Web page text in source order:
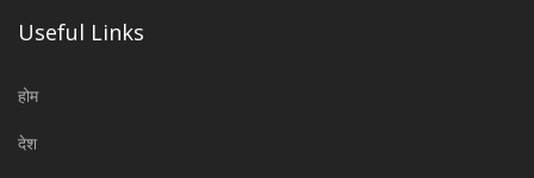
Useful Links
होम
देश